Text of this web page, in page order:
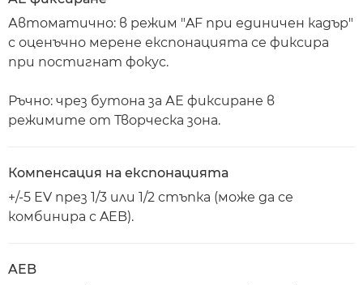
Автоматично: в режим "AF при единичен кадър"
с оценъчно мерене експонацията се фиксира
при постигнат фокус.
Ръчно: чрез бутона за АЕ фиксиране в
режимите от Творческа зона.
Компенсация на експонацията
+/-5 EV през 1/3 или 1/2 стъпка (може да се
комбинира с AEB).
AEB